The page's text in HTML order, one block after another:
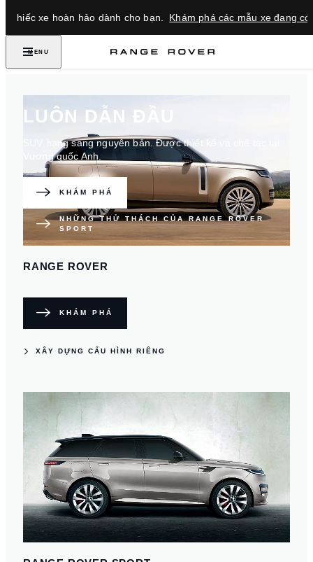
chiếc xe hoàn hảo dành cho bạn. Khám phá các mẫu xe đang có
MENU
LUÔN DẪN ĐẦU
SUV hạng sang nguyên bản. Được thiết kế và chế tác tại
Vương quốc Anh.
KHÁM PHÁ
NHỮNG THỬ THÁCH CỦA RANGE ROVER
SPORT
RANGE ROVER
KHÁM PHÁ
XÂY DỰNG CẤU HÌNH RIÊNG